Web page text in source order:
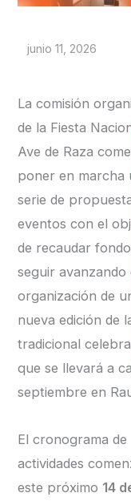
junio 11, 2026
La comisión
de la Fiesta
Ave de Raza
poner en marcha
serie de
eventos con el
de recaudar
seguir avanzando
organización de
nueva edición de
tradicional
que se llevará a
septiembre en
El cronograma de
actividades
este próximo 14